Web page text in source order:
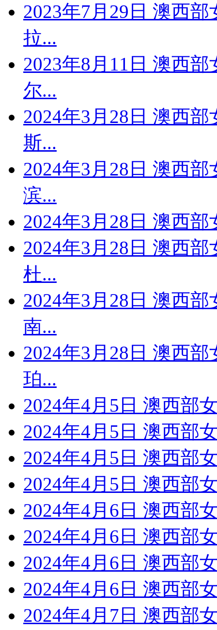
2023年7月29日 澳西
拉...
2023年8月11日 澳西
尔...
2024年3月28日 澳西
斯...
2024年3月28日 澳西
滨...
2024年3月28日 澳西
2024年3月28日 澳西
杜...
2024年3月28日 澳西
南...
2024年3月28日 澳西
珀...
2024年4月5日 澳西部
2024年4月5日 澳西部
2024年4月5日 澳西部
2024年4月5日 澳西部
2024年4月6日 澳西部
2024年4月6日 澳西部
2024年4月6日 澳西部
2024年4月6日 澳西部
2024年4月7日 澳西部